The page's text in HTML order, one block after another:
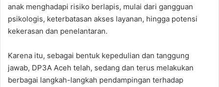
anak menghadapi risiko berlapis, mulai dari gangguan
psikologis, keterbatasan akses layanan, hingga potensi
kekerasan dan penelantaran.
Karena itu, sebagai bentuk kepedulian dan tanggung
jawab, DP3A Aceh telah, sedang dan terus melakukan
berbagai langkah-langkah pendampingan terhadap